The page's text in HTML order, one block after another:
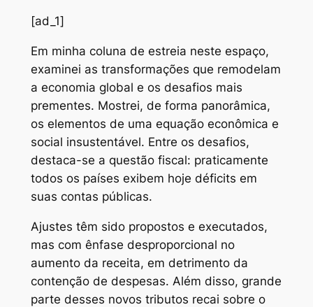
[ad_1]
Em minha coluna de estreia neste espaço,
examinei as transformações que remodelam
a economia global e os desafios mais
prementes. Mostrei, de forma panorâmica,
os elementos de uma equação econômica e
social insustentável. Entre os desafios,
destaca-se a questão fiscal: praticamente
todos os países exibem hoje déficits em
suas contas públicas.
Ajustes têm sido propostos e executados,
mas com ênfase desproporcional no
aumento da receita, em detrimento da
contenção de despesas. Além disso, grande
parte desses novos tributos recai sobre o